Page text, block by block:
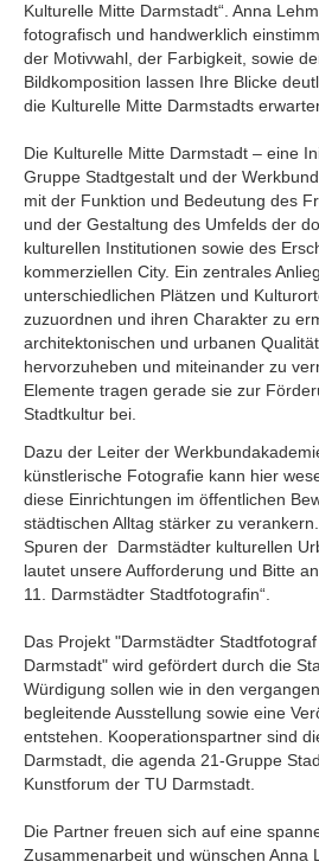
Kulturelle Mitte Darmstadt“. Anna
fotografisch und handwerklich
der Motivwahl, der Farbigkeit, sowie
Bildkomposition lassen Ihre Blicke
die Kulturelle Mitte Darmstadts
Die Kulturelle Mitte Darmstadt – eine
Gruppe Stadtgestalt und der
mit der Funktion und Bedeutung des
und der Gestaltung des Umfelds der
kulturellen Institutionen sowie des
kommerziellen City. Ein zentrales
unterschiedlichen Plätzen und
zuzuordnen und ihren Charakter zu
architektonischen und urbanen
hervorzuheben und miteinander zu
Elemente tragen gerade sie zur
Stadtkultur bei.
Dazu der Leiter der
künstlerische Fotografie kann hier
diese Einrichtungen im öffentlichen
städtischen Alltag stärker zu
Spuren der Darmstädter kulturellen
lautet unsere Aufforderung und Bitte
11. Darmstädter Stadtfotografin“.
Das Projekt "Darmstädter
Darmstadt" wird gefördert durch die
Würdigung sollen wie in den
begleitende Ausstellung sowie eine
entstehen. Kooperationspartner sind
Darmstadt, die agenda 21-Gruppe
Kunstforum der TU Darmstadt.
Die Partner freuen sich auf eine
Zusammenarbeit und wünschen Anna